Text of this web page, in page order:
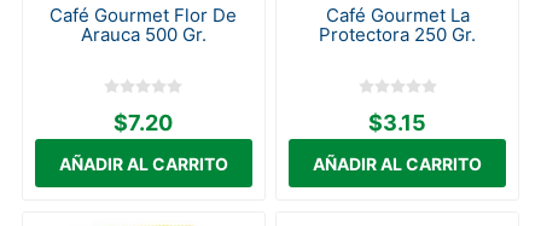
Café Gourmet Flor De
Arauca 500 Gr.
$7.20
Café Gourmet La
Protectora 250 Gr.
$3.15